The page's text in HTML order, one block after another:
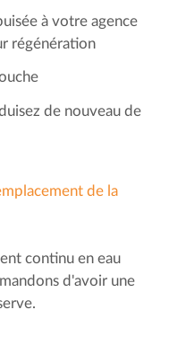
à votre agence
régénération
de nouveau de
de la
continu en eau
d'avoir une